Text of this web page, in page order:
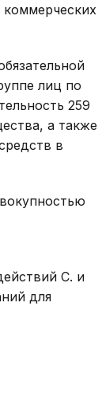
лиц по
259
а также
в
С. и
для